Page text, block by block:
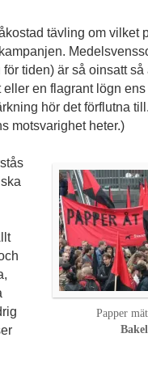
tävling om vilket
tiden) är så oinsatt
en flagrant lögn
hör det förflutna
motsvarighet heter.)
Papper